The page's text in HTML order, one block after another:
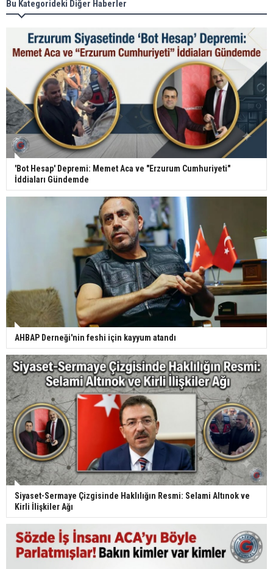
Bu Kategorideki Diğer Haberler
'Bot Hesap' Depremi: Memet Aca ve "Erzurum Cumhuriyeti"
İddiaları Gündemde
AHBAP Derneği'nin feshi için kayyum atandı
Siyaset-Sermaye Çizgisinde Haklılığın Resmi: Selami Altınok ve
Kirli İlişkiler Ağı